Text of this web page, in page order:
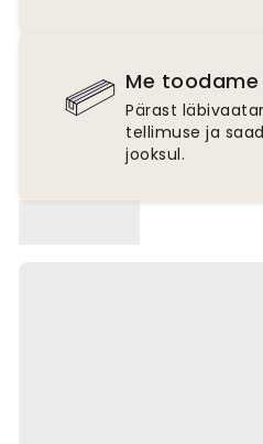
Me
Pärast
tellimuse ja
jooksul.